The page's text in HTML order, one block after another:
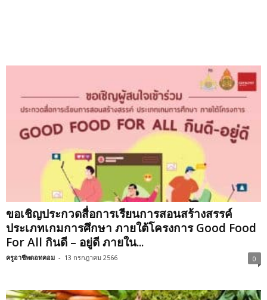
ขอเชิญประกวดสื่อการเรียนการสอนสร้างสรรค์
ประเภทเกมการศึกษา ภายใต้โครงการ Good Food
For All กินดี – อยู่ดี ภายใน...
ครูอาชีพดอทคอม - 13 กรกฎาคม 2566 0